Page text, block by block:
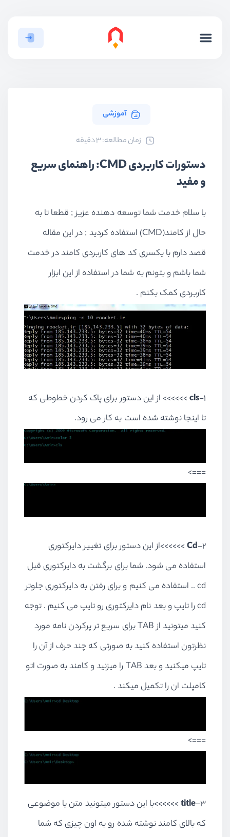
آموزشی
ﺯﻣﺎﻥ ﻣﻄﺎﻟﻌﻪ: 3 دقیقه
دستورات کاربردی CMD: راهنمای سریع
و مفید
با سلام خدمت شما توسعه دهنده عزیز ; قطعا تا به
حال از کامند(CMD) استفاده کردید ; در این مقاله
قصد دارم با یکسری کد های کاربردی کامند در خدمت
شما باشم و بتونم به شما در استفاده از این ابزار
کاربردی کمک بکنم .
1-
cls>>>>>> از این دستور برای پاک کردن خطوطی که
تا اینجا نوشته شده است به کار می رود.
===>
2-
Cd>>>>>>از این دستور برای تغییر دایرکتوری
استفاده می شود. شما برای برگشت به دایرکتوری قبل
cd .. استفاده می کنیم و برای رفتن به دایرکتوری جلوتر
cd را تایپ و بعد نام دایرکتوری رو تایپ می کنیم . توجه
کنید میتونید از TAB برای سریع تر پرکردن نامه مورد
نظرتون استفاده کنید به صورتی که چند حرف از آن را
تایپ میکنید و بعد TAB را میزنید و کامند به صورت اتو
کامپلت ان را تکمیل میکند .
===>
3-
title>>>>>>با این دستور میتونید متن یا موضوعی
که بالای کامند نوشته شده رو به اون چیزی که شما